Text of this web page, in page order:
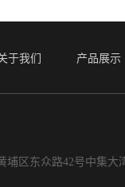
于我们 产品展示
埔区东众路42号中集大